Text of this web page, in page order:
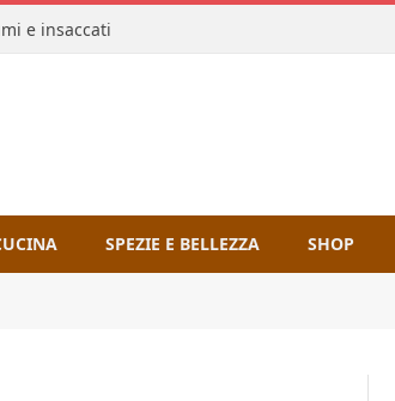
e insaccati
SPEZIE E BELLEZZA SHOP